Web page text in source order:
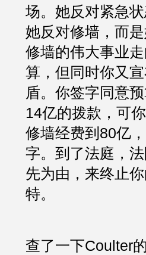
场。她反对紧急
她反对修墙，而
修墙的伟大事业
算，但同时你又
盾。你签字同意
14亿的拨款，可
修墙经费到80亿
字。到了法庭，
先为由，来终止
特。
查了一下Coulter